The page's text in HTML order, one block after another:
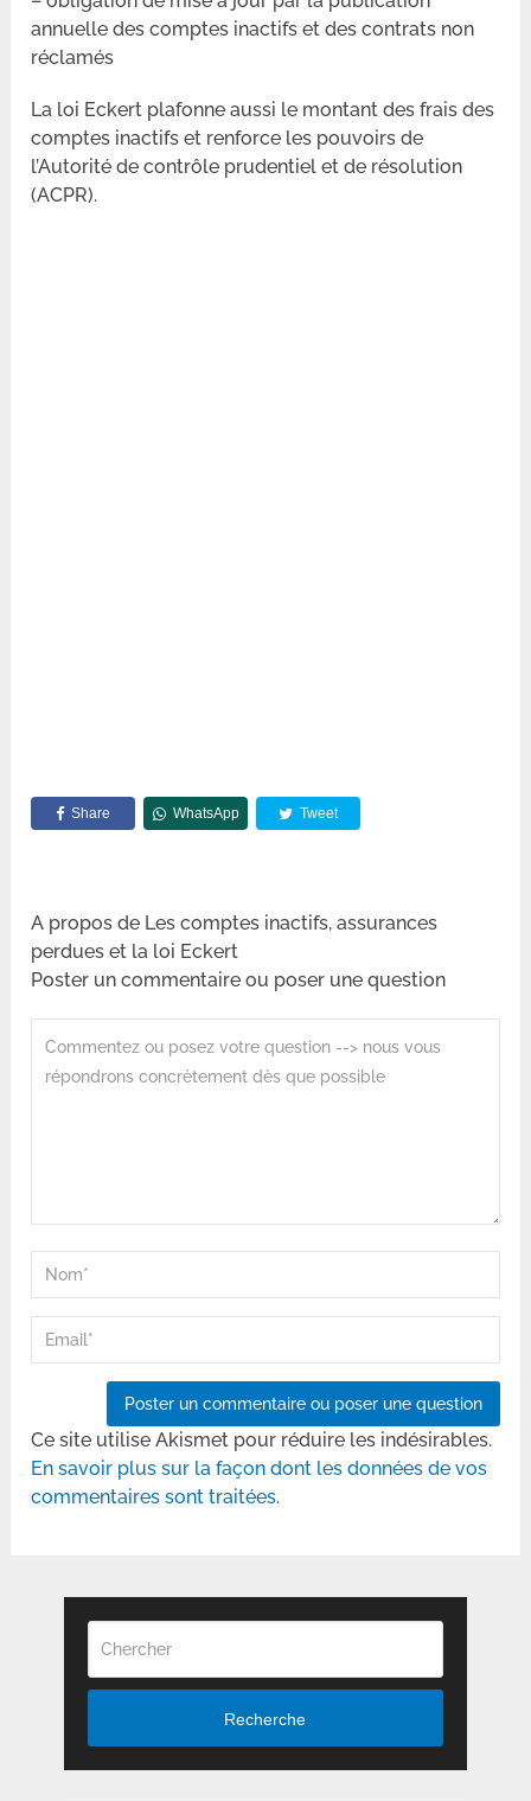
annuelle des comptes inactifs et des contrats non
réclamés
La loi Eckert plafonne aussi le montant des frais des
comptes inactifs et renforce les pouvoirs de
l’Autorité de contrôle prudentiel et de résolution
(ACPR).
Share WhatsApp Tweet
A propos de Les comptes inactifs, assurances
perdues et la loi Eckert
Poster un commentaire ou poser une question
Ce site utilise Akismet pour réduire les indésirables.
En savoir plus sur la façon dont les données de vos
commentaires sont traitées.
Recherche